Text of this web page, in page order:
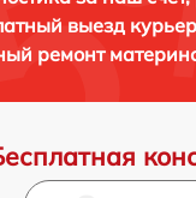
выезд
ремонт